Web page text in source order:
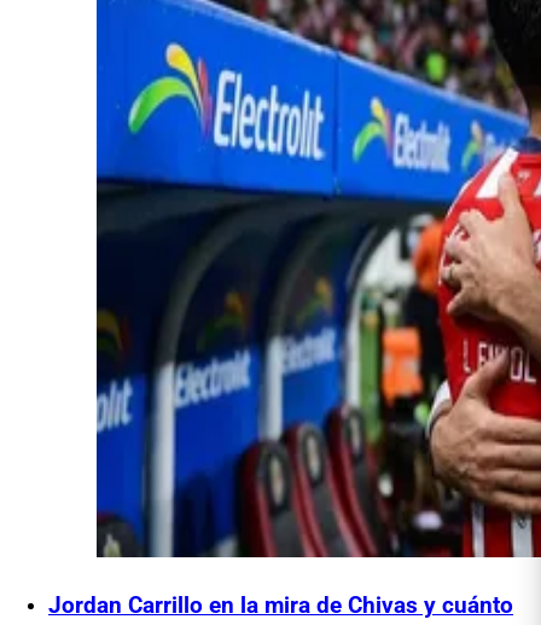
Jordan Carrillo en la mira de Chivas y cuánto